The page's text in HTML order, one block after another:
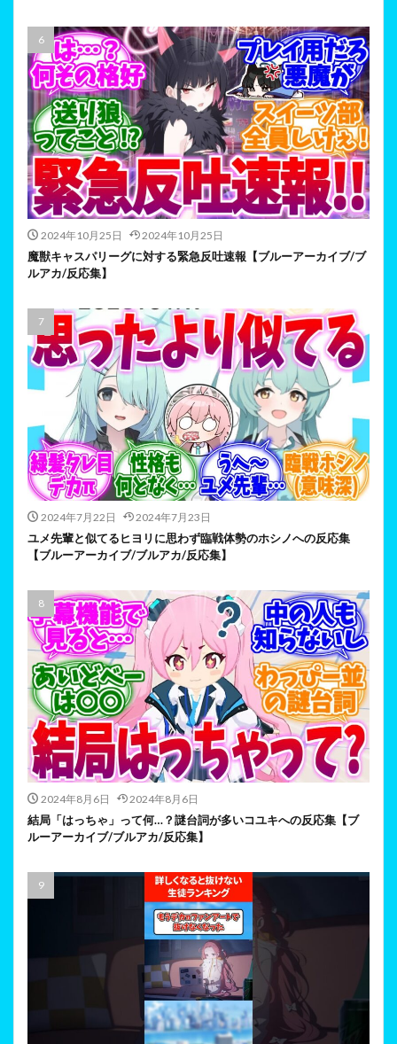
2024年10月25日 2024年10月25日
魔獣キャスパリーグに対する緊急反吐速報【ブルーアーカイブ/ブ
ルアカ/反応集】
2024年7月22日 2024年7月23日
ユメ先輩と似てるヒヨリに思わず臨戦体勢のホシノへの反応集
【ブルーアーカイブ/ブルアカ/反応集】
2024年8月6日 2024年8月6日
結局「はっちゃ」って何…？謎台詞が多いコユキへの反応集【ブ
ルーアーカイブ/ブルアカ/反応集】